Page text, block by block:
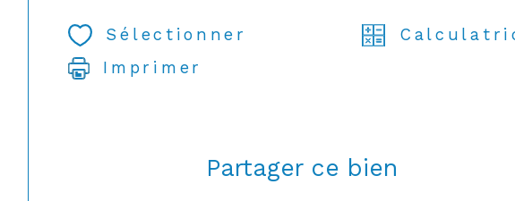
Sélectionner
Imprimer
Partager ce bien